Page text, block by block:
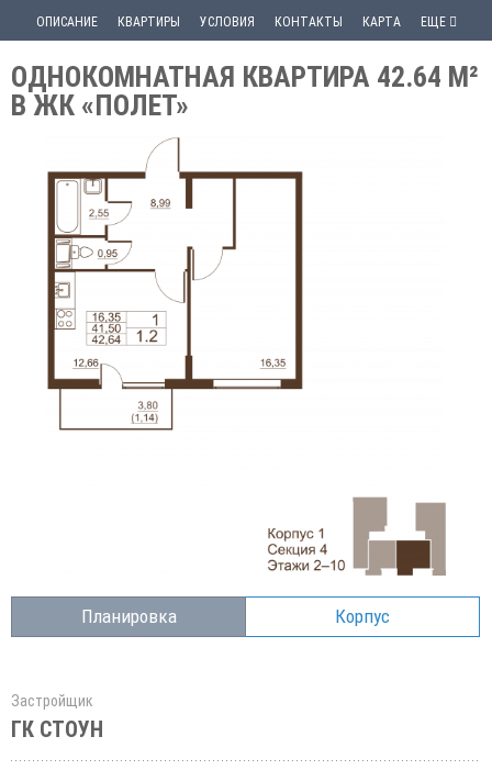
ОПИСАНИЕ КВАРТИРЫ УСЛОВИЯ КОНТАКТЫ КАРТА ЕЩЕ
ОДНОКОМНАТНАЯ КВАРТИРА 42.64 М²
В ЖК «ПОЛЕТ»
Планировка Корпус
Застройщик
ГК СТОУН